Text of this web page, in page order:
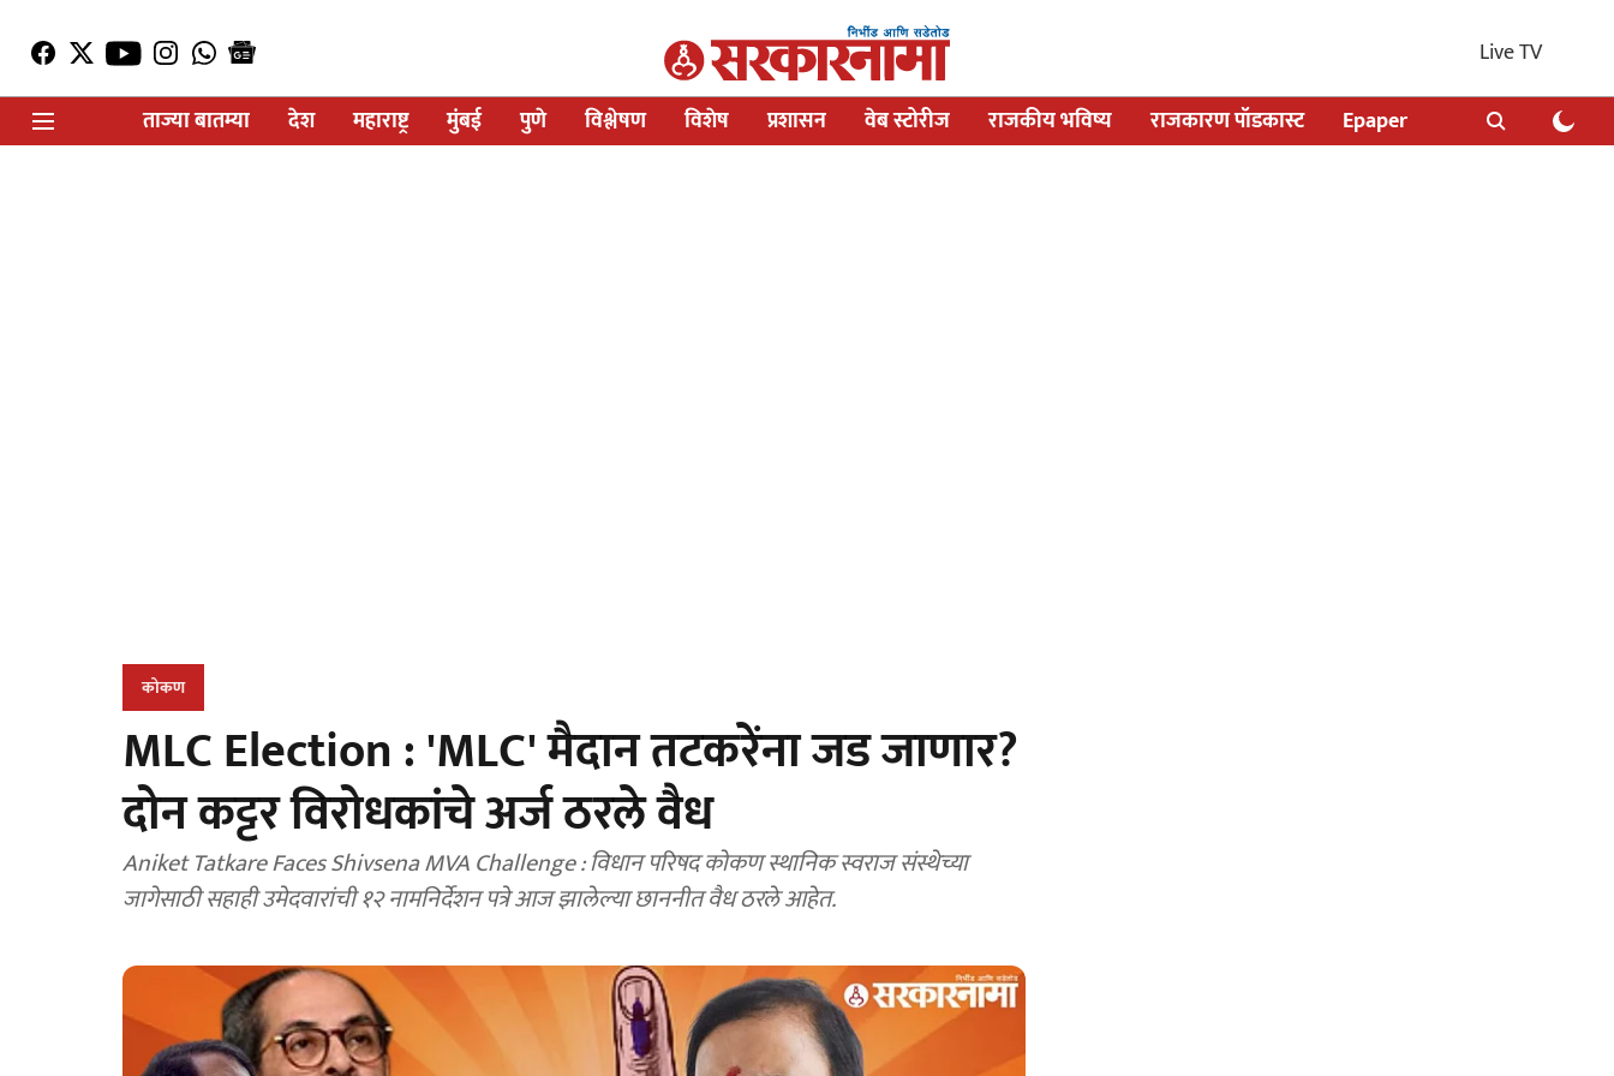
Live TV
ताज्या बातम्या
देश महाराष्ट्र मुंबई पुणे विश्लेषण विशेष प्रशासन वेब स्टोरीज राजकीय भविष्य राजकारण पॉडकास्ट Epaper
कोकण
MLC Election : 'MLC' मैदान तटकरेंना जड जाणार?
दोन कट्टर विरोधकांचे अर्ज ठरले वैध
Aniket Tatkare Faces Shivsena MVA Challenge : विधान परिषद कोकण स्थानिक स्वराज संस्थेच्या
जागेसाठी सहाही उमेदवारांची १२ नामनिर्देशन पत्रे आज झालेल्या छाननीत वैध ठरले आहेत.